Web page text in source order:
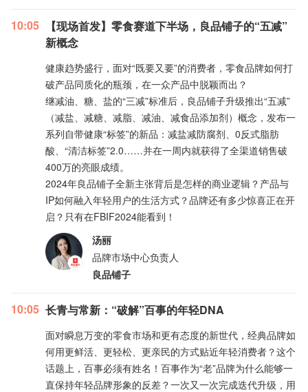
10:05
【现场首发】零食赛道下半场，良品铺子的“五减”
新概念
健康趋势盛行，面对“既要又要”的消费者，零食品牌如何打
破产品同质化的瓶颈，在一众产品中脱颖而出？
继减油、糖、盐的“三减”标准后，良品铺子升级推出“五减”
（减盐、减糖、减脂、减油、减食品添加剂）概念，发布一
系列自带健康“标签”的新品：减盐减防腐剂、0反式脂肪
酸、“清洁标签”2.0……并在一周内就获得了全渠道销售破
400万的亮眼成绩。
2024年良品铺子全新主张背后是怎样的商业逻辑？产品与
IP如何融入年轻用户的生活方式？品牌还有多少惊喜正在开
启？只有在FBIF2024能看到！
汤丽
品牌市场中心负责人
良品铺子
10:05 长青与常新：“破解”百事的年轻DNA
面对瞬息万变的零食市场和更有态度的新世代，经典品牌如
何用更鲜活、更轻松、更亲民的方式贴近年轻消费者？这个
话题上，百事必须有姓名！百事作为“老”品牌为什么能够一
直保持年轻品牌形象的反差？一次又一次完成迭代升级，用